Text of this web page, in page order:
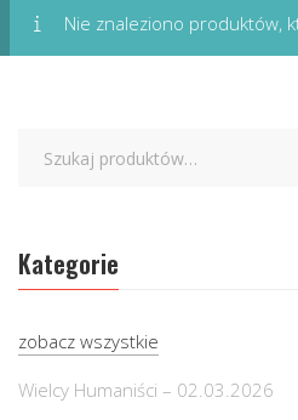
Nie znaleziono produktów,
Kategorie
zobacz wszystkie
Wielcy Humaniści – 02.03.2026